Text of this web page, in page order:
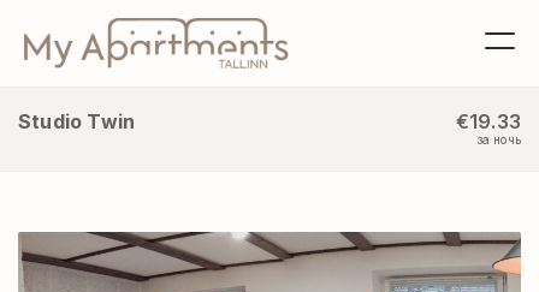
Studio Twin €19.33
за ночь